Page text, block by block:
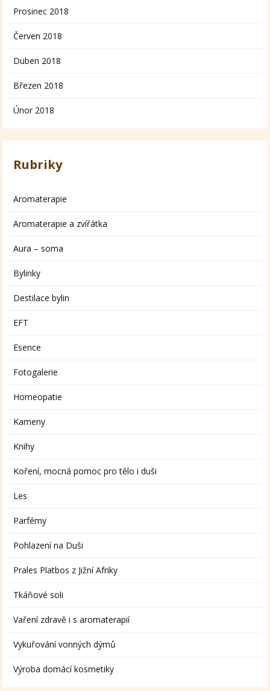
Prosinec 2018
Červen 2018
Duben 2018
Březen 2018
Únor 2018
Rubriky
Aromaterapie
Aromaterapie a zvířátka
Aura – soma
Bylinky
Destilace bylin
EFT
Esence
Fotogalerie
Homeopatie
Kameny
Knihy
Koření, mocná pomoc pro tělo i duši
Les
Parfémy
Pohlazení na Duši
Prales Platbos z Jižní Afriky
Tkáňové soli
Vaření zdravě i s aromaterapií
Vykuřování vonných dýmů
Výroba domácí kosmetiky